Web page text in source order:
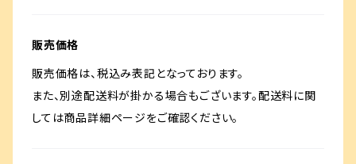
販売価格
販売価格は、税込み表記となっております。
また、別途配送料が掛かる場合もございます。配送料に関
しては商品詳細ページをご確認ください。